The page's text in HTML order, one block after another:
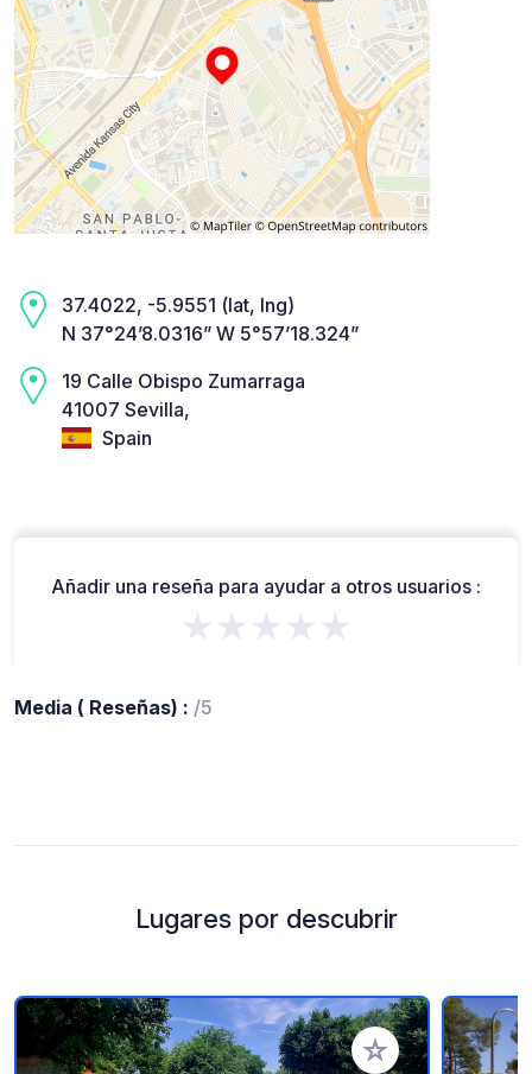
37.4022, -5.9551 (lat, lng)
N 37°24’8.0316” W 5°57’18.324”
19 Calle Obispo Zumarraga
41007 Sevilla,
Spain
Añadir una reseña para ayudar a otros usuarios :
★★★★★
Media ( Reseñas) : /5
Lugares por descubrir